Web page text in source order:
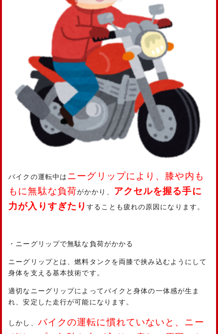
バイクの運転中はニーグリップにより、膝や内も
もに無駄な負荷がかかり、 アクセルを握る手に
力が入りすぎたりすることも疲れの原因になります。
・ニーグリップで無駄な負荷がかかる
ニーグリップとは、燃料タンクを両膝で挟み込むようにして
身体を支える基本技術です。
適切なニーグリップによってバイクと身体の一体感が生ま
れ、安定した走行が可能になります。
しかし、 バイクの運転に慣れていないと、ニー